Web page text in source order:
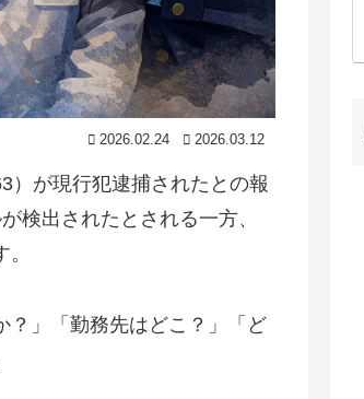
2026.02.24 2026.03.12
）が現行犯逮捕されたとの報
検出されたとされる一方、
？」「勤務先はどこ？」「ど